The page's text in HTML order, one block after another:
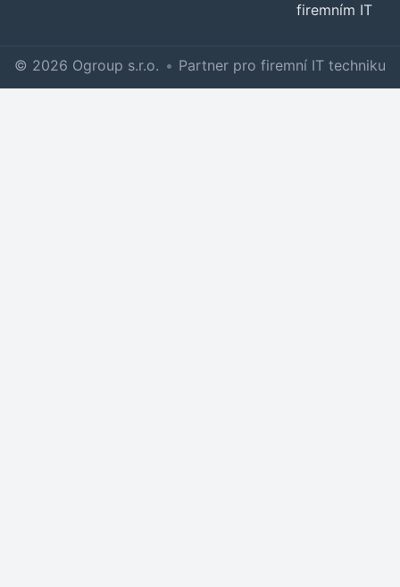
firemním IT
© 2026 Ogroup s.r.o. • Partner pro firemní IT techniku